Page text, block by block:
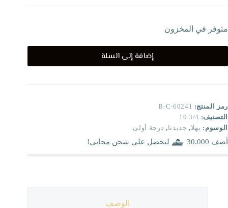
متوفر في المخزون
إضافة إلى السلة
رمز المنتج: B-C-60241
التصنيف: 3/4 10
الوسوم: بهلا, جديدنا, درجة أولى
أضف 30.000 لتحصل على شحن مجاني!
الوصف